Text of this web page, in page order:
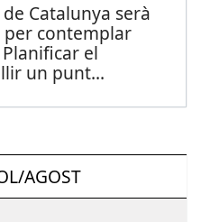
de Catalunya serà
contemplar
el
un punt...
AGOST